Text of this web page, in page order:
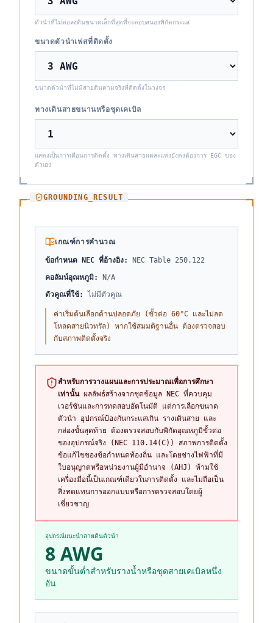
ตัวนำที่ไม่ต่อลงดินขนาดเล็กที่สุดที่จะตอบสนองพิกัดกระแส
ขนาดตัวนำเฟสที่ติดตั้ง
ขนาดตัวนำที่ไม่มีสายดินตามจริงที่ติดตั้งในวงจร
ทางเดินสายขนานหรือชุดเคเบิล
แสดงเป็นการเตือนการติดตั้ง ทางเดินสายแต่ละแห่งยังคงต้องการ EGC ของ
ตัวเอง
GROUNDING_RESULT
เกณฑ์การคำนวณ
ข้อกำหนด NEC ที่อ้างอิง:
NEC Table 250.122
คอลัมน์อุณหภูมิ:
N/A
ตัวคูณที่ใช้: ไม่มีตัวคูณ
ค่าเริ่มต้นเลือกด้านปลอดภัย (ขั้วต่อ 60°C และไม่ลด
โหลดสายนิวทรัล) หากใช้สมมติฐานอื่น ต้องตรวจสอบ
กับสภาพติดตั้งจริง
สำหรับการวางแผนและการประมาณเพื่อการศึกษา
เท่านั้น ผลลัพธ์สร้างจากชุดข้อมูล NEC ที่ควบคุม
เวอร์ชันและการทดสอบอัตโนมัติ แต่การเลือกขนาด
ตัวนำ อุปกรณ์ป้องกันกระแสเกิน รางเดินสาย และ
กล่องขั้นสุดท้าย ต้องตรวจสอบกับพิกัดอุณหภูมิขั้วต่อ
ของอุปกรณ์จริง (NEC 110.14(C)) สภาพการติดตั้ง
ข้อแก้ไขของข้อกำหนดท้องถิ่น และโดยช่างไฟฟ้าที่มี
ใบอนุญาตหรือหน่วยงานผู้มีอำนาจ (AHJ) ห้ามใช้
เครื่องมือนี้เป็นเกณฑ์เดียวในการติดตั้ง และไม่ถือเป็น
สิ่งทดแทนการออกแบบหรือการตรวจสอบโดยผู้
เชี่ยวชาญ
อุปกรณ์แนะนำสายดินตัวนำ
8 AWG
ขนาดขั้นต่ำสำหรับรางน้ำหรือชุดสายเคเบิลหนึ่ง
อัน